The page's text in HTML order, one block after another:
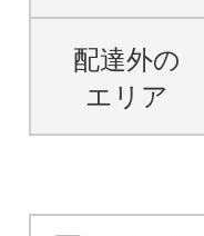
配達外の
エリア